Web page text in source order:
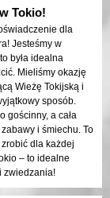
Tokio!
dla
Jesteśmy w
była idealna
Mieliśmy okazję
Wieżę Tokijską i
sposób.
gościnny, a cała
zabawy i śmiechu. To
dla każdej
– to idealne
zwiedzania!